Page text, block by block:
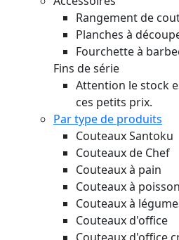
Rangement de
Planches à
Fourchette à
Fins de série
Attention le stock
ces petits prix.
Par type de produits
Couteaux Santoku
Couteaux de Chef
Couteaux à pain
Couteaux à
Couteaux à
Couteaux d'office